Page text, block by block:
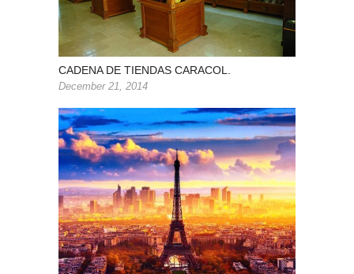
CADENA DE TIENDAS CARACOL.
December 21, 2014